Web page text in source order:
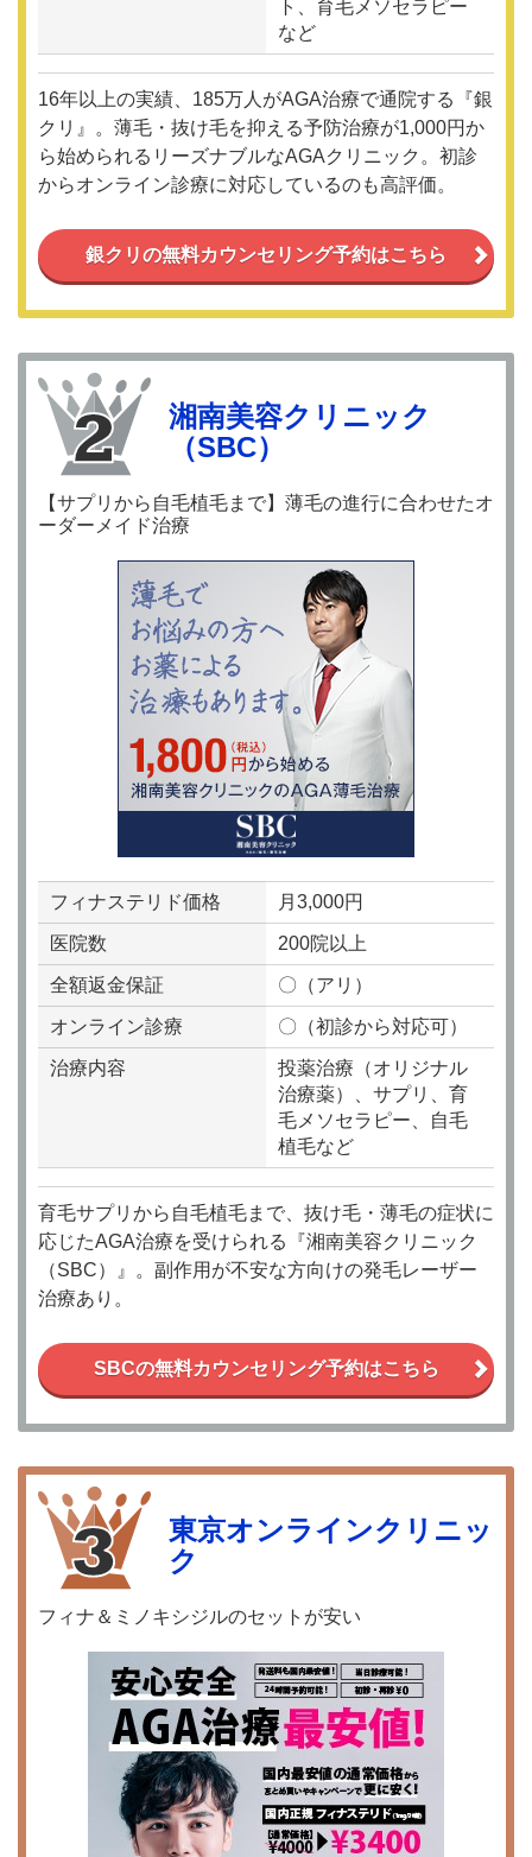
ト、育毛メソセラピー
など
16年以上の実績、185万人がAGA治療で通院する『銀
クリ』。薄毛・抜け毛を抑える予防治療が1,000円か
ら始められるリーズナブルなAGAクリニック。初診
からオンライン診療に対応しているのも高評価。
銀クリの無料カウンセリング予約はこちら
湘南美容クリニック
（SBC）
【サプリから自毛植毛まで】薄毛の進行に合わせたオ
ーダーメイド治療
フィナステリド価格 月3,000円
医院数 200院以上
全額返金保証 〇（アリ）
オンライン診療 〇（初診から対応可）
治療内容
投薬治療（オリジナル
治療薬）、サプリ、育
毛メソセラピー、自毛
植毛など
育毛サプリから自毛植毛まで、抜け毛・薄毛の症状に
応じたAGA治療を受けられる『湘南美容クリニック
（SBC）』。副作用が不安な方向けの発毛レーザー
治療あり。
SBCの無料カウンセリング予約はこちら
東京オンラインクリニッ
ク
フィナ＆ミノキシジルのセットが安い